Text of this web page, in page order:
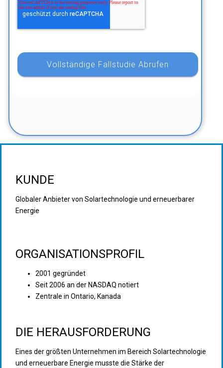
KUNDE
Globaler Anbieter von Solartechnologie und erneuerbarer
Energie
ORGANISATIONSPROFIL
2001 gegründet
Seit 2006 an der NASDAQ notiert
Zentrale in Ontario, Kanada
DIE HERAUSFORDERUNG
Eines der größten Unternehmen im Bereich Solartechnologie
und erneuerbare Energie musste die Stärke der